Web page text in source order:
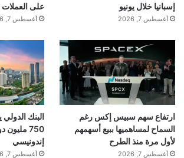
إسبانيا خلال يونيو
أغسطس 7, 2026
على
أغسطس 7, 2026
ارتفاع سهم سبيس إكس رغم
السماح لمساهميها ببيع أسهمهم
لأول مرة منذ الطرح
أغسطس 7, 2026
البنك
750
إندونيسي
أغسطس 7, 2026